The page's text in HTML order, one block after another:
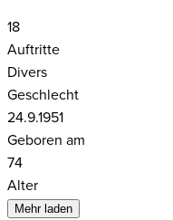
18
Auftritte
Divers
Geschlecht
24.9.1951
Geboren am
74
Alter
Mehr laden